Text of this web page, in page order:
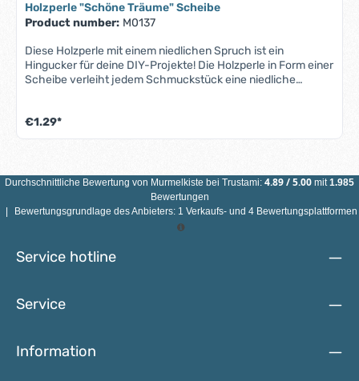
Holzperle "Schöne Träume" Scheibe
Product number: M0137
Diese Holzperle mit einem niedlichen Spruch ist ein
Hingucker für deine DIY-Projekte! Die Holzperle in Form einer
Scheibe verleiht jedem Schmuckstück eine niedliche
Einsetzbar: für Schnullerketten, Kinderschmuck, Greiflinge,
etcHochwertiges Material: Ahornholz aus deutscher
SicherheitWann immer es um Kinder geht, steht die
Sicherheit an erster Stelle. Daher entsprechen all unsere
Holzperlen der Norm DIN EN 71-3. Sie sind garantiert
farbecht, speichelfest und schweißfest. Die damit
Kleinkindern gefahrlos erkundet werden – auch mit dem
Mund. Die verwendeten Beizen, Lacke und Farben
Informationen zur Sicherheit sind in
unseren Sicherheitsbestimmungen nachzulesen.
€1.29*
Durchschnittliche Bewertung von Murmelkiste bei Trustami: 4.89/5.00 mit1.985
Bewertungen
Bewertungsgrundlage des Anbieters: 1 Verkaufs- und 4 Bewertungsplattformen
Service hotline
Service
Information